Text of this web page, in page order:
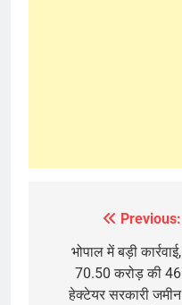
navigation
Previous:
भोपाल में बड़ी कार्रवाई,
70.50 करोड़ की 46
हेक्टेयर सरकारी जमीन